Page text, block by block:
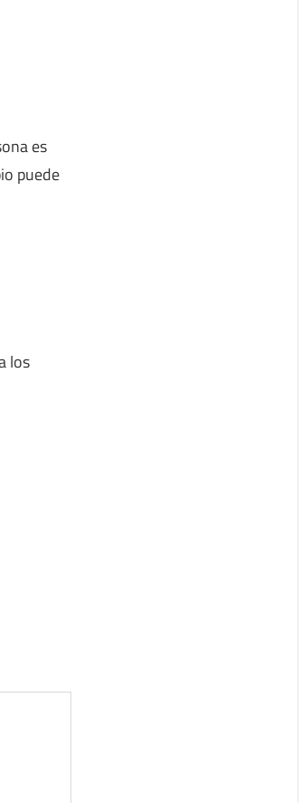
es
puede
los